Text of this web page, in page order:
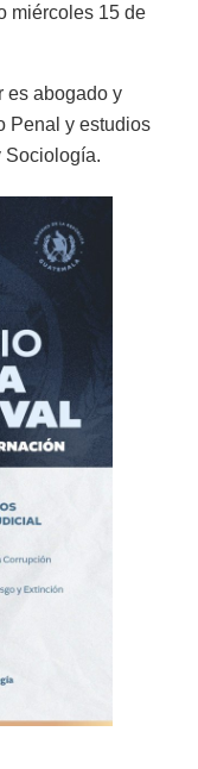
miércoles 15 de
es abogado y
Penal y estudios
Sociología.